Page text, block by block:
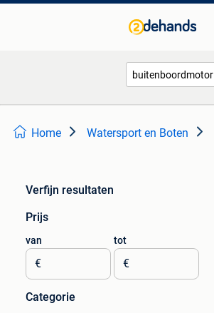
Home Watersport en Boten
Verfijn resultaten
Prijs
van
€
tot
€
Categorie